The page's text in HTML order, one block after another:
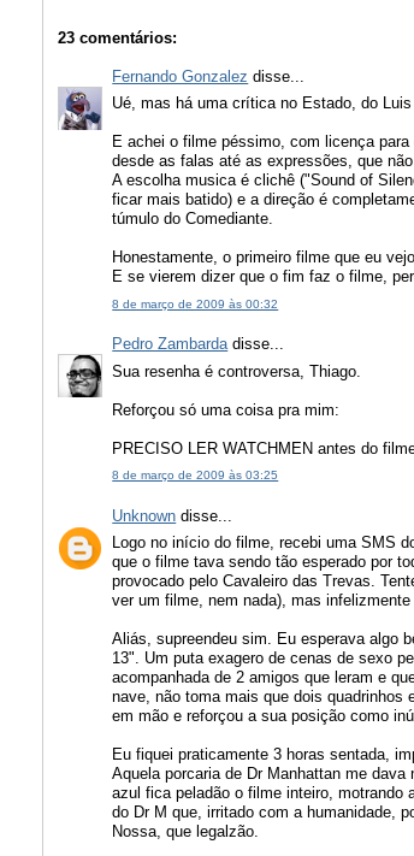
23 comentários:
Fernando Gonzalez disse...
Ué, mas há uma crítica no Estado, do
E achei o filme péssimo, com licença
desde as falas até as expressões, que
A escolha musica é clichê ("Sound of
ficar mais batido) e a direção é
túmulo do Comediante.
Honestamente, o primeiro filme que eu
E se vierem dizer que o fim faz o filme,
8 de março de 2009 às 00:32
Pedro Zambardadisse...
Sua resenha é controversa, Thiago.
Reforçou só uma coisa pra mim:
PRECISO LER WATCHMEN antes do
8 de março de 2009 às 03:25
Unknown disse...
Logo no início do filme, recebi uma SMS
que o filme tava sendo tão esperado por
provocado pelo Cavaleiro das Trevas.
ver um filme, nem nada), mas
Aliás, supreendeu sim. Eu esperava algo
13". Um puta exagero de cenas de sexo
acompanhada de 2 amigos que leram e
nave, não toma mais que dois
em mão e reforçou a sua posição como
Eu fiquei praticamente 3 horas sentada,
Aquela porcaria de Dr Manhattan me
azul fica peladão o filme inteiro, motrando
do Dr M que, irritado com a humanidade,
Nossa, que legalzão.